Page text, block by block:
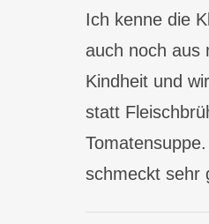
Ich kenne die
auch noch aus
Kindheit und
statt
schmeckt sehr